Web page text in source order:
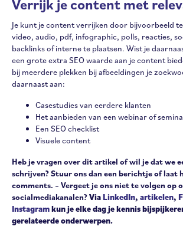
Verrijk je content met
Je kunt je content verrijken door bijvoorbeeld
video, audio, pdf, infographic, polls, reacties,
backlinks of interne te plaatsen. Wist je
een grote extra SEO waarde aan je content
bij meerdere plekken bij afbeeldingen je
daarnaast aan:
Casestudies van eerdere klanten
Het aanbieden van een webinar of
Een SEO checklist
Visuele content
Heb je vragen over dit artikel of wil je dat we
schrijven? Stuur ons dan een berichtje of laat
comments. – Vergeet je ons niet te volgen op
socialmediakanalen?Via LinkedIn, artikelen,
Instagramkun je elke dag je kennis
gerelateerde onderwerpen.